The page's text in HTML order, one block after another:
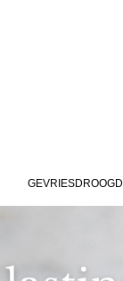
GEVRIESDROOGD